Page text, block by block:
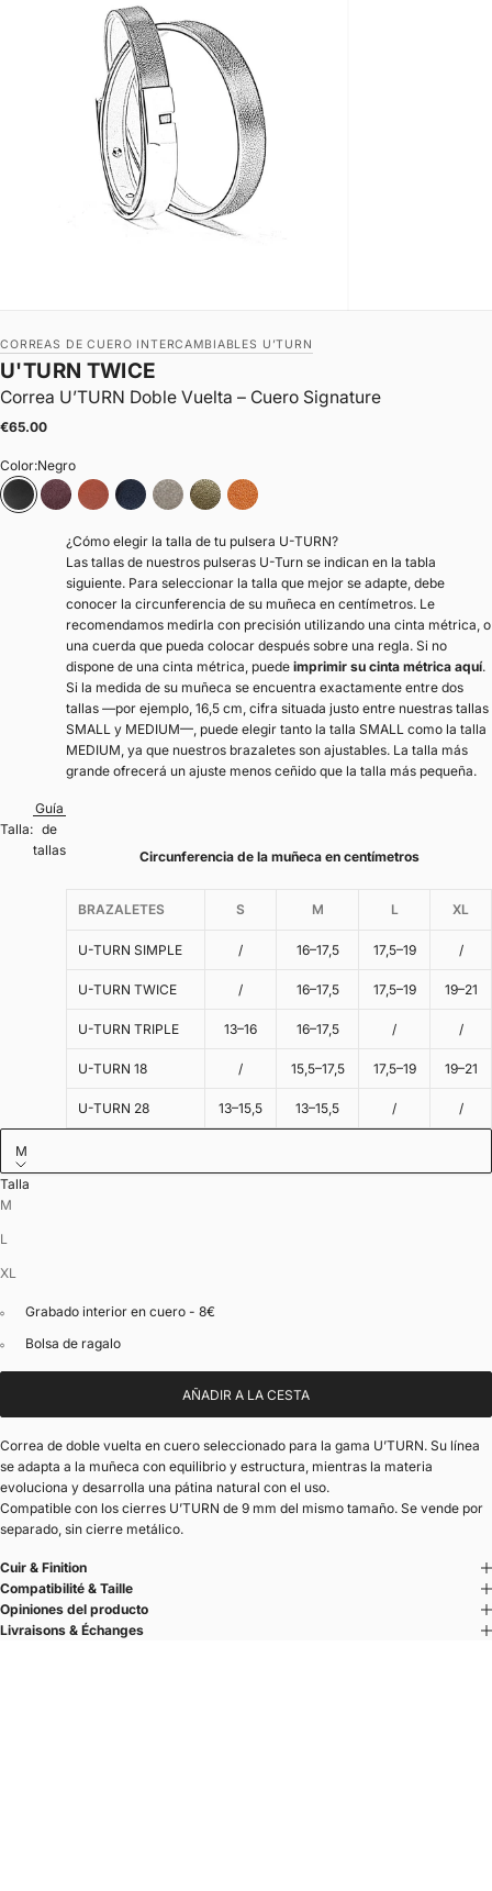
CORREAS DE CUERO INTERCAMBIABLES U’TURN
Correa U’TURN Doble Vuelta – Cuero Signature
U'TURN TWICE
Precio de oferta
€65.00
Color:Negro
Negro ChocolateMarrón tostado
azul marino
Gris sílexOliva Camel
Talla:
Guía
de
tallas
¿Cómo elegir la talla de tu pulsera U-TURN?
Las tallas de nuestros pulseras U-Turn se indican en la tabla
siguiente. Para seleccionar la talla que mejor se adapte, debe
conocer la circunferencia de su muñeca en centímetros. Le
recomendamos medirla con precisión utilizando una cinta métrica, o
una cuerda que pueda colocar después sobre una regla. Si no
dispone de una cinta métrica, puede imprimir su cinta métrica aquí.
Si la medida de su muñeca se encuentra exactamente entre dos
tallas —por ejemplo, 16,5 cm, cifra situada justo entre nuestras tallas
SMALL y MEDIUM—, puede elegir tanto la talla SMALL como la talla
MEDIUM, ya que nuestros brazaletes son ajustables. La talla más
grande ofrecerá un ajuste menos ceñido que la talla más pequeña.
Circunferencia de la muñeca en centímetros
BRAZALETES S M L XL
U-TURN SIMPLE / 16–17,5 17,5–19 /
U-TURN TWICE / 16–17,5 17,5–19 19–21
U-TURN TRIPLE 13–16 16–17,5 / /
U-TURN 18 / 15,5–17,5 17,5–19 19–21
U-TURN 28 13–15,5 13–15,5 / /
M
Talla
M
L
XL
Grabado interior en cuero - 8€
Bolsa de ragalo
AÑADIR A LA CESTA
Correa de doble vuelta en cuero seleccionado para la gama U’TURN. Su línea
se adapta a la muñeca con equilibrio y estructura, mientras la materia
evoluciona y desarrolla una pátina natural con el uso.
Compatible con los cierres U’TURN de 9 mm del mismo tamaño. Se vende por
separado, sin cierre metálico.
Cuir & Finition
Compatibilité & Taille
Opiniones del producto
Livraisons & Échanges